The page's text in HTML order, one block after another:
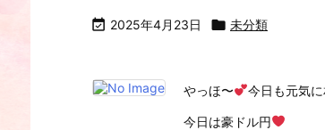
 2025年4月23日  未分類
やっほ〜 今日も元気
今日は豪ドル円